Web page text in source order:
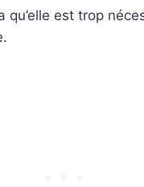
qu’elle est trop